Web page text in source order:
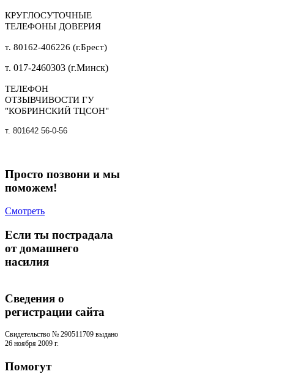
КРУГЛОСУТОЧНЫЕ
ТЕЛЕФОНЫ ДОВЕРИЯ
т. 80162-406226 (г.Брест)
т. 017-2460303 (г.Минск)
ТЕЛЕФОН
ОТЗЫВЧИВОСТИ ГУ
"КОБРИНСКИЙ ТЦСОН"
т. 801642 56-0-56
Просто позвони и мы
поможем!
Смотреть
Если ты пострадала
от домашнего
насилия
Сведения о
регистрации cайта
Свидетельство № 290511709 выдано
26 ноября 2009 г.
Помогут